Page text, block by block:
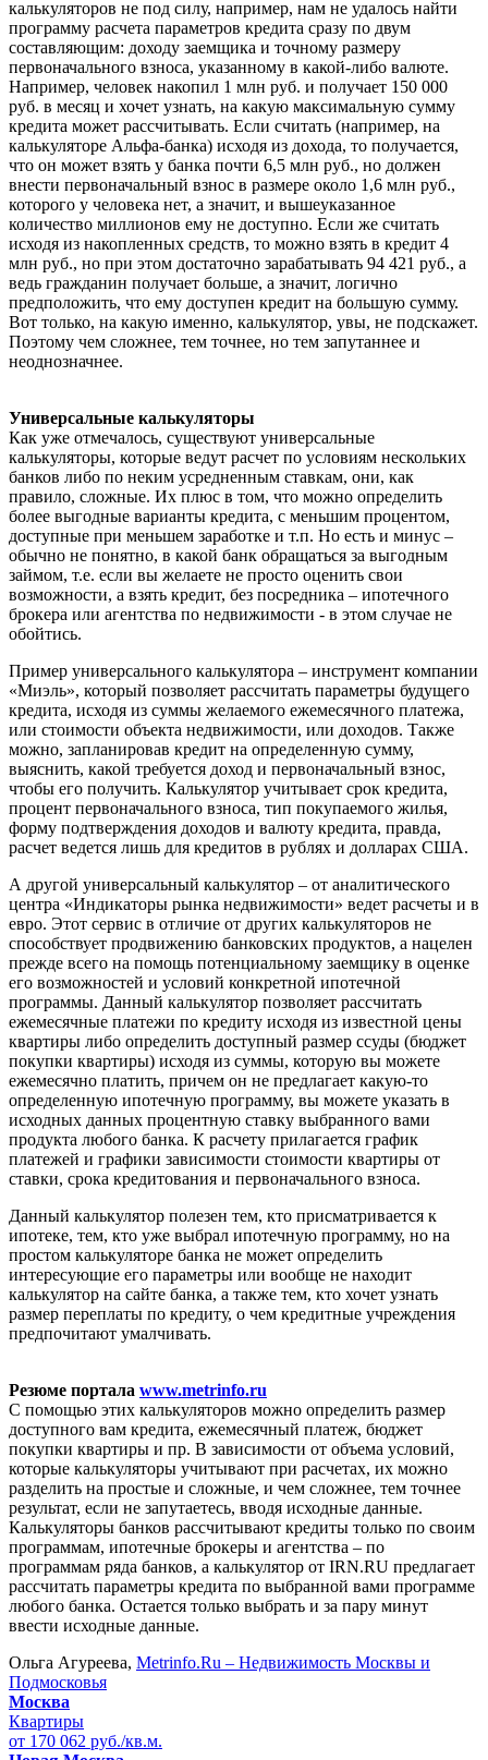
калькуляторов не под силу, например, нам не удалось найти
программу расчета параметров кредита сразу по двум
составляющим: доходу заемщика и точному размеру
первоначального взноса, указанному в какой-либо валюте.
Например, человек накопил 1 млн руб. и получает 150 000
руб. в месяц и хочет узнать, на какую максимальную сумму
кредита может рассчитывать. Если считать (например, на
калькуляторе Альфа-банка) исходя из дохода, то получается,
что он может взять у банка почти 6,5 млн руб., но должен
внести первоначальный взнос в размере около 1,6 млн руб.,
которого у человека нет, а значит, и вышеуказанное
количество миллионов ему не доступно. Если же считать
исходя из накопленных средств, то можно взять в кредит 4
млн руб., но при этом достаточно зарабатывать 94 421 руб., а
ведь гражданин получает больше, а значит, логично
предположить, что ему доступен кредит на большую сумму.
Вот только, на какую именно, калькулятор, увы, не подскажет.
Поэтому чем сложнее, тем точнее, но тем запутаннее и
неоднозначнее.
Универсальные калькуляторы
Как уже отмечалось, существуют универсальные
калькуляторы, которые ведут расчет по условиям нескольких
банков либо по неким усредненным ставкам, они, как
правило, сложные. Их плюс в том, что можно определить
более выгодные варианты кредита, с меньшим процентом,
доступные при меньшем заработке и т.п. Но есть и минус –
обычно не понятно, в какой банк обращаться за выгодным
займом, т.е. если вы желаете не просто оценить свои
возможности, а взять кредит, без посредника – ипотечного
брокера или агентства по недвижимости - в этом случае не
обойтись.
Пример универсального калькулятора – инструмент компании
«Миэль», который позволяет рассчитать параметры будущего
кредита, исходя из суммы желаемого ежемесячного платежа,
или стоимости объекта недвижимости, или доходов. Также
можно, запланировав кредит на определенную сумму,
выяснить, какой требуется доход и первоначальный взнос,
чтобы его получить. Калькулятор учитывает срок кредита,
процент первоначального взноса, тип покупаемого жилья,
форму подтверждения доходов и валюту кредита, правда,
расчет ведется лишь для кредитов в рублях и долларах США.
А другой универсальный калькулятор – от аналитического
центра «Индикаторы рынка недвижимости» ведет расчеты и в
евро. Этот сервис в отличие от других калькуляторов не
способствует продвижению банковских продуктов, а нацелен
прежде всего на помощь потенциальному заемщику в оценке
его возможностей и условий конкретной ипотечной
программы. Данный калькулятор позволяет рассчитать
ежемесячные платежи по кредиту исходя из известной цены
квартиры либо определить доступный размер ссуды (бюджет
покупки квартиры) исходя из суммы, которую вы можете
ежемесячно платить, причем он не предлагает какую-то
определенную ипотечную программу, вы можете указать в
исходных данных процентную ставку выбранного вами
продукта любого банка. К расчету прилагается график
платежей и графики зависимости стоимости квартиры от
ставки, срока кредитования и первоначального взноса.
Данный калькулятор полезен тем, кто присматривается к
ипотеке, тем, кто уже выбрал ипотечную программу, но на
простом калькуляторе банка не может определить
интересующие его параметры или вообще не находит
калькулятор на сайте банка, а также тем, кто хочет узнать
размер переплаты по кредиту, о чем кредитные учреждения
предпочитают умалчивать.
Резюме портала www.metrinfo.ru
С помощью этих калькуляторов можно определить размер
доступного вам кредита, ежемесячный платеж, бюджет
покупки квартиры и пр. В зависимости от объема условий,
которые калькуляторы учитывают при расчетах, их можно
разделить на простые и сложные, и чем сложнее, тем точнее
результат, если не запутаетесь, вводя исходные данные.
Калькуляторы банков рассчитывают кредиты только по своим
программам, ипотечные брокеры и агентства – по
программам ряда банков, а калькулятор от IRN.RU предлагает
рассчитать параметры кредита по выбранной вами программе
любого банка. Остается только выбрать и за пару минут
ввести исходные данные.
Ольга Агуреева, Metrinfo.Ru – Недвижимость Москвы и
Подмосковья
Москва
Квартиры
от 170 062 руб./кв.м.